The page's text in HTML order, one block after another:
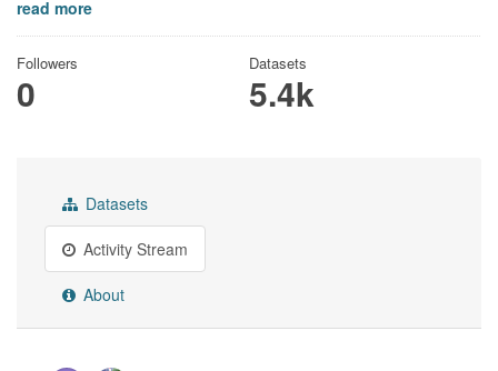
read more
Followers
0
Datasets
5.4k
Datasets
Activity Stream
About